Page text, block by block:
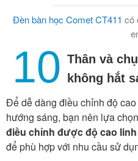
Đèn bàn học Comet CT411 có
10 Thân và
không hắt
Để dễ dàng điều chỉnh độ
hướng sáng, bạn nên lựa
điều chỉnh được độ cao
để phù hợp với nhu cầu sử